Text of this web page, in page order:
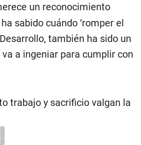
un reconocimiento
sabido cuándo ‘romper el
también ha sido un
a ingeniar para cumplir con
trabajo y sacrificio valgan la